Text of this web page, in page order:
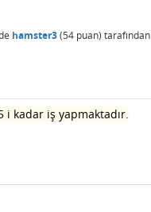
hamster3(54 puan) tarafından
i kadar iş yapmaktadır.